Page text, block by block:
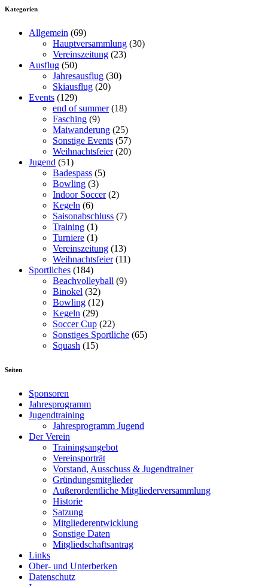
Kategorien
Allgemein (69)
Hauptversammlung (30)
Vereinszeitung (23)
Ausflug (50)
Jahresausflug (30)
Skiausflug (20)
Events (129)
end of summer(18)
Fasching (9)
Maiwanderung (25)
Sonstige Events (57)
Weihnachtsfeier(20)
Jugend (51)
Badespass (5)
Bowling (3)
Indoor Soccer(2)
Kegeln (6)
Saisonabschluss (7)
Training (1)
Turniere (1)
Vereinszeitung (13)
Weihnachtsfeier(11)
Sportliches (184)
Beachvolleyball (9)
Binokel (32)
Bowling (12)
Kegeln (29)
Soccer Cup (22)
Sonstiges Sportliche (65)
Squash (15)
Seiten
Sponsoren
Jahresprogramm
Jugendtraining
Jahresprogramm Jugend
Der Verein
Trainingsangebot
Vereinsporträt
Vorstand, Ausschuss & Jugendtrainer
Gründungsmitglieder
Außerordentliche Mitgliederversammlung
Historie
Satzung
Mitgliederentwicklung
Sonstige Daten
Mitgliedschaftsantrag
Links
Ober- und Unterberken
Datenschutz